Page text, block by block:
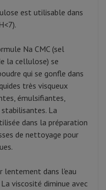
est utilisable dans
Na CMC (sel
la cellulose) se
qui se gonfle dans
très visqueux
émulsifiantes,
La
dans la préparation
de nettoyage pour
lentement dans l'eau
viscosité diminue avec